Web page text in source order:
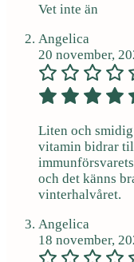
Vet inte än
Angelica
20 november,
Liten och
vitamin bidrar
och det känns
vinterhalvåret.
Angelica
18 november,